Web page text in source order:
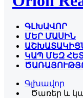
ԳԼԽԱՎՈՐ
ՄԵՐ ՄԱՍԻՆ
ԿԱՊ ՄԵԶ
Գլխավոր
Ծառեր և